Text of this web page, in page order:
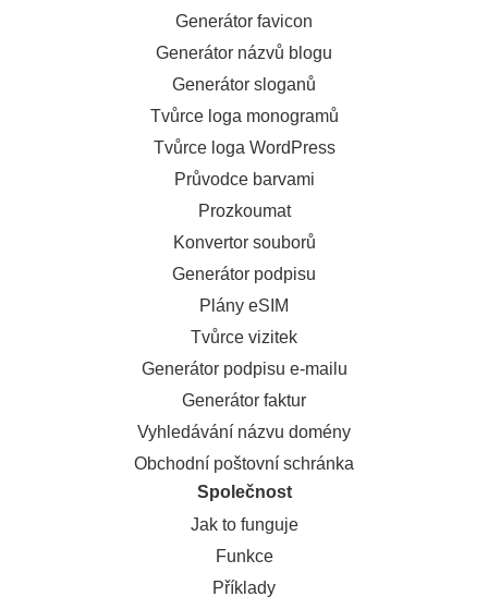
Generátor favicon
Generátor názvů blogu
Generátor sloganů
Tvůrce loga monogramů
Tvůrce loga WordPress
Průvodce barvami
Prozkoumat
Konvertor souborů
Generátor podpisu
Plány eSIM
Tvůrce vizitek
Generátor podpisu e-mailu
Generátor faktur
Vyhledávání názvu domény
Obchodní poštovní schránka
Společnost
Jak to funguje
Funkce
Příklady